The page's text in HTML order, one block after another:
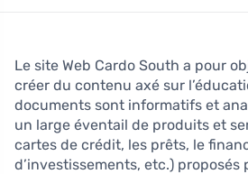
Le site Web Cardo South a pour
créer du contenu axé sur
documents sont informatifs et
un large éventail de produits et
cartes de crédit, les prêts, le
d’investissements, etc.)